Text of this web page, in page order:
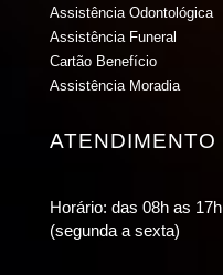
Assistência Odontológica
Assistência Funeral
Cartão Benefício
Assistência Moradia
ATENDIMENTO
Horário: das 08h as 17h
(segunda a sexta)